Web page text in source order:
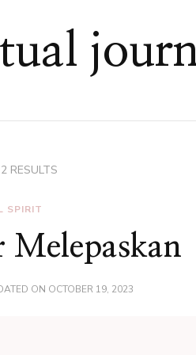
RESULTS
SPIRIT
Melepaskan
ON OCTOBER 19, 2023